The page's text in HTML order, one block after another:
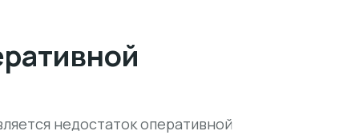
недостаток оперативной